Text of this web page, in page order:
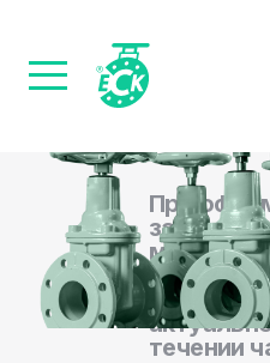
При
заказа на
продаж
течении